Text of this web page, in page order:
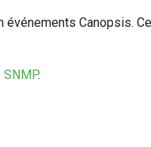
Canopsis.
.